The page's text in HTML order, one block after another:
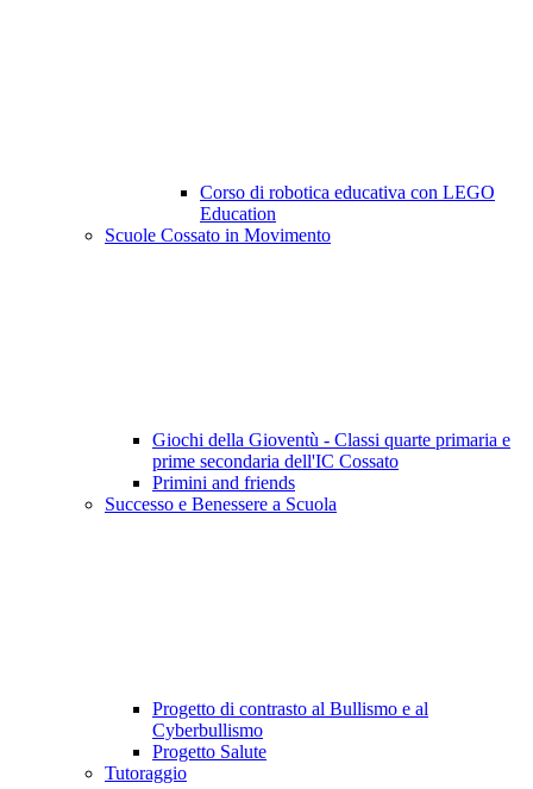
Corso di robotica educativa con LEGO
Education
Scuole Cossato in Movimento
Giochi della Gioventù - Classi quarte primaria e
prime secondaria dell'IC Cossato
Primini and friends
Successo e Benessere a Scuola
Progetto di contrasto al Bullismo e al
Cyberbullismo
Progetto Salute
Tutoraggio